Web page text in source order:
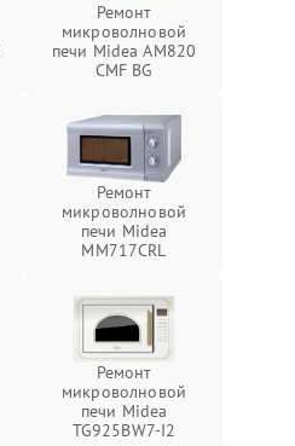
Ремонт
микроволновой
печи Midea AM820
CMF BG
Ремонт
микроволновой
печи Midea
MM717CRL
Ремонт
микроволновой
печи Midea
TG925BW7-I2